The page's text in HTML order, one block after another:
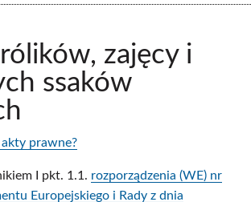
zajęcy i
ssaków
prawne?
I pkt. 1.1. rozporządzenia (WE) nr
Europejskiego i Rady z dnia